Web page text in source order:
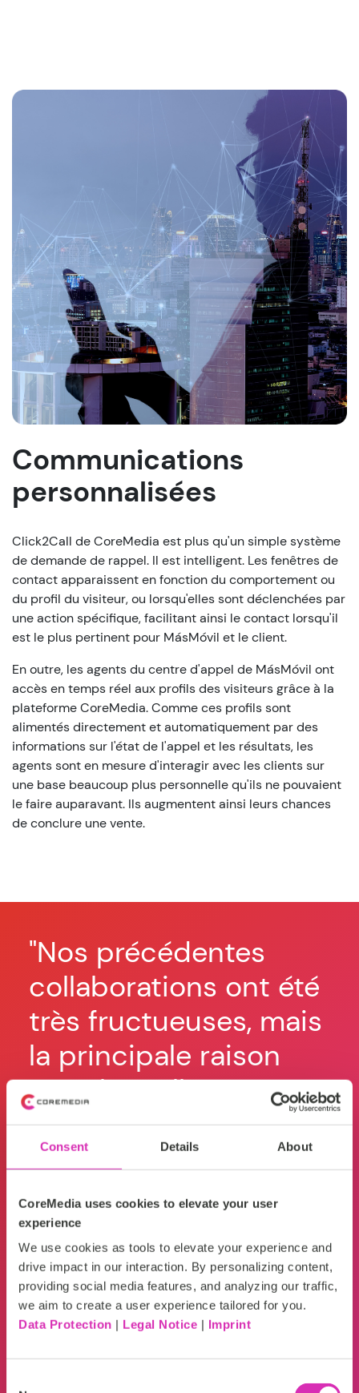
Consent Details About
CoreMedia uses cookies to elevate your user
experience
We use cookies as tools to elevate your experience and
drive impact in our interaction. By personalizing content,
providing social media features, and analyzing our traffic,
we aim to create a user experience tailored for you.
Data Protection | Legal Notice | Imprint
Communications
personnalisées
Click2Call de CoreMedia est plus qu'un simple système
de demande de rappel. Il est intelligent. Les fenêtres de
contact apparaissent en fonction du comportement ou
du profil du visiteur, ou lorsqu'elles sont déclenchées par
une action spécifique, facilitant ainsi le contact lorsqu'il
est le plus pertinent pour MásMóvil et le client.
En outre, les agents du centre d'appel de MásMóvil ont
accès en temps réel aux profils des visiteurs grâce à la
plateforme CoreMedia. Comme ces profils sont
alimentés directement et automatiquement par des
informations sur l'état de l'appel et les résultats, les
agents sont en mesure d'interagir avec les clients sur
une base beaucoup plus personnelle qu'ils ne pouvaient
le faire auparavant. Ils augmentent ainsi leurs chances
de conclure une vente.
"Nos précédentes
collaborations ont été
très fructueuses, mais
la principale raison
pour laquelle nous
avons choisi
CoreMedia est qu'ils
disposent de l'une
des solutions
d'activation de
prospects les plus
performantes du
marché. Nous